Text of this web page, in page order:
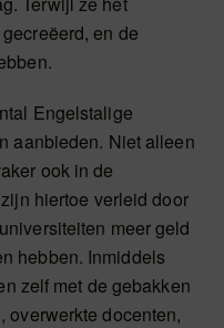
en de
Engelstalige
aanbieden. Niet alleen
ook in de
hiertoe verleid door
meer geld
hebben. Inmiddels
zelf met de gebakken
overwerkte docenten,